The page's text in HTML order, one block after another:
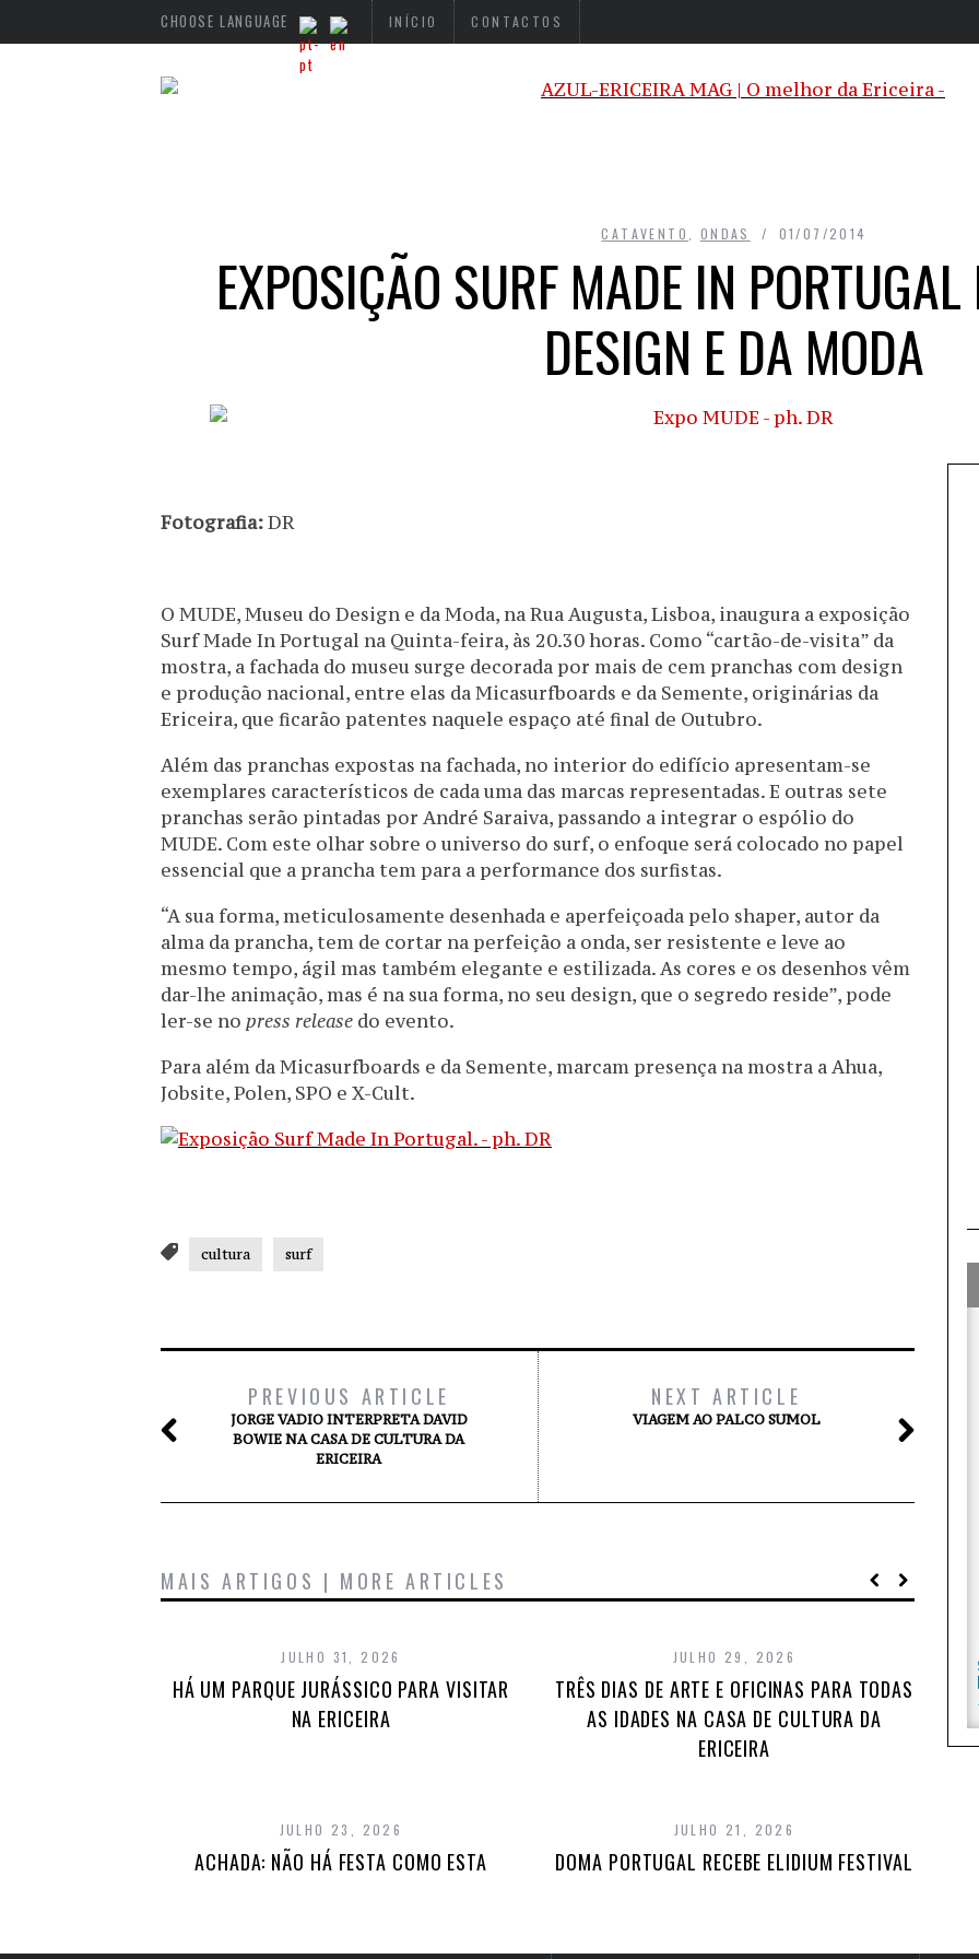
CHOOSE LANGUAGE INÍCIO CONTACTOS
CATAVENTO ONDAS 01/07/2014
EXPOSIÇÃO SURF MADE IN
DESIGN E DA MODA
Fotografia:DR
O MUDE, Museu do Design e da Moda, na Rua Augusta, Lisboa, inaugura a exposição
Surf Made In Portugal na Quinta-feira, às 20.30 horas. Como “cartão-de-visita” da
mostra, a fachada do museu surge decorada por mais de cem pranchas com design
e produção nacional, entre elas da Micasurfboards e da Semente, originárias da
Ericeira, que ficarão patentes naquele espaço até final de Outubro.
Além das pranchas expostas na fachada, no interior do edifício apresentam-se
exemplares característicos de cada uma das marcas representadas. E outras sete
pranchas serão pintadas por André Saraiva, passando a integrar o espólio do
MUDE. Com este olhar sobre o universo do surf, o enfoque será colocado no papel
essencial que a prancha tem para a performance dos surfistas.
“A sua forma, meticulosamente desenhada e aperfeiçoada pelo shaper, autor da
alma da prancha, tem de cortar na perfeição a onda, ser resistente e leve ao
mesmo tempo, ágil mas também elegante e estilizada. As cores e os desenhos vêm
dar-lhe animação, mas é na sua forma, no seu design, que o segredo reside”, pode
ler-se no press release do evento.
Para além da Micasurfboards e da Semente, marcam presença na mostra a Ahua,
Jobsite, Polen, SPO e X-Cult.
cultura surf
PREVIOUS ARTICLE
JORGE VADIO INTERPRETA DAVID
BOWIE NA CASA DE CULTURA DA
ERICEIRA
NEXT ARTICLE
VIAGEM AO PALCO SUMOL
MAIS ARTIGOS | MORE ARTICLES
JULHO 31, 2026
HÁ UM PARQUE JURÁSSICO PARA VISITAR
NA ERICEIRA
JULHO 29, 2026
TRÊS DIAS DE ARTE E OFICINAS PARA TODAS
AS IDADES NA CASA DE CULTURA DA
ERICEIRA
JULHO 23, 2026
ACHADA: NÃO HÁ FESTA COMO ESTA
JULHO 21, 2026
DOMA PORTUGAL RECEBE ELIDIUM FESTIVAL